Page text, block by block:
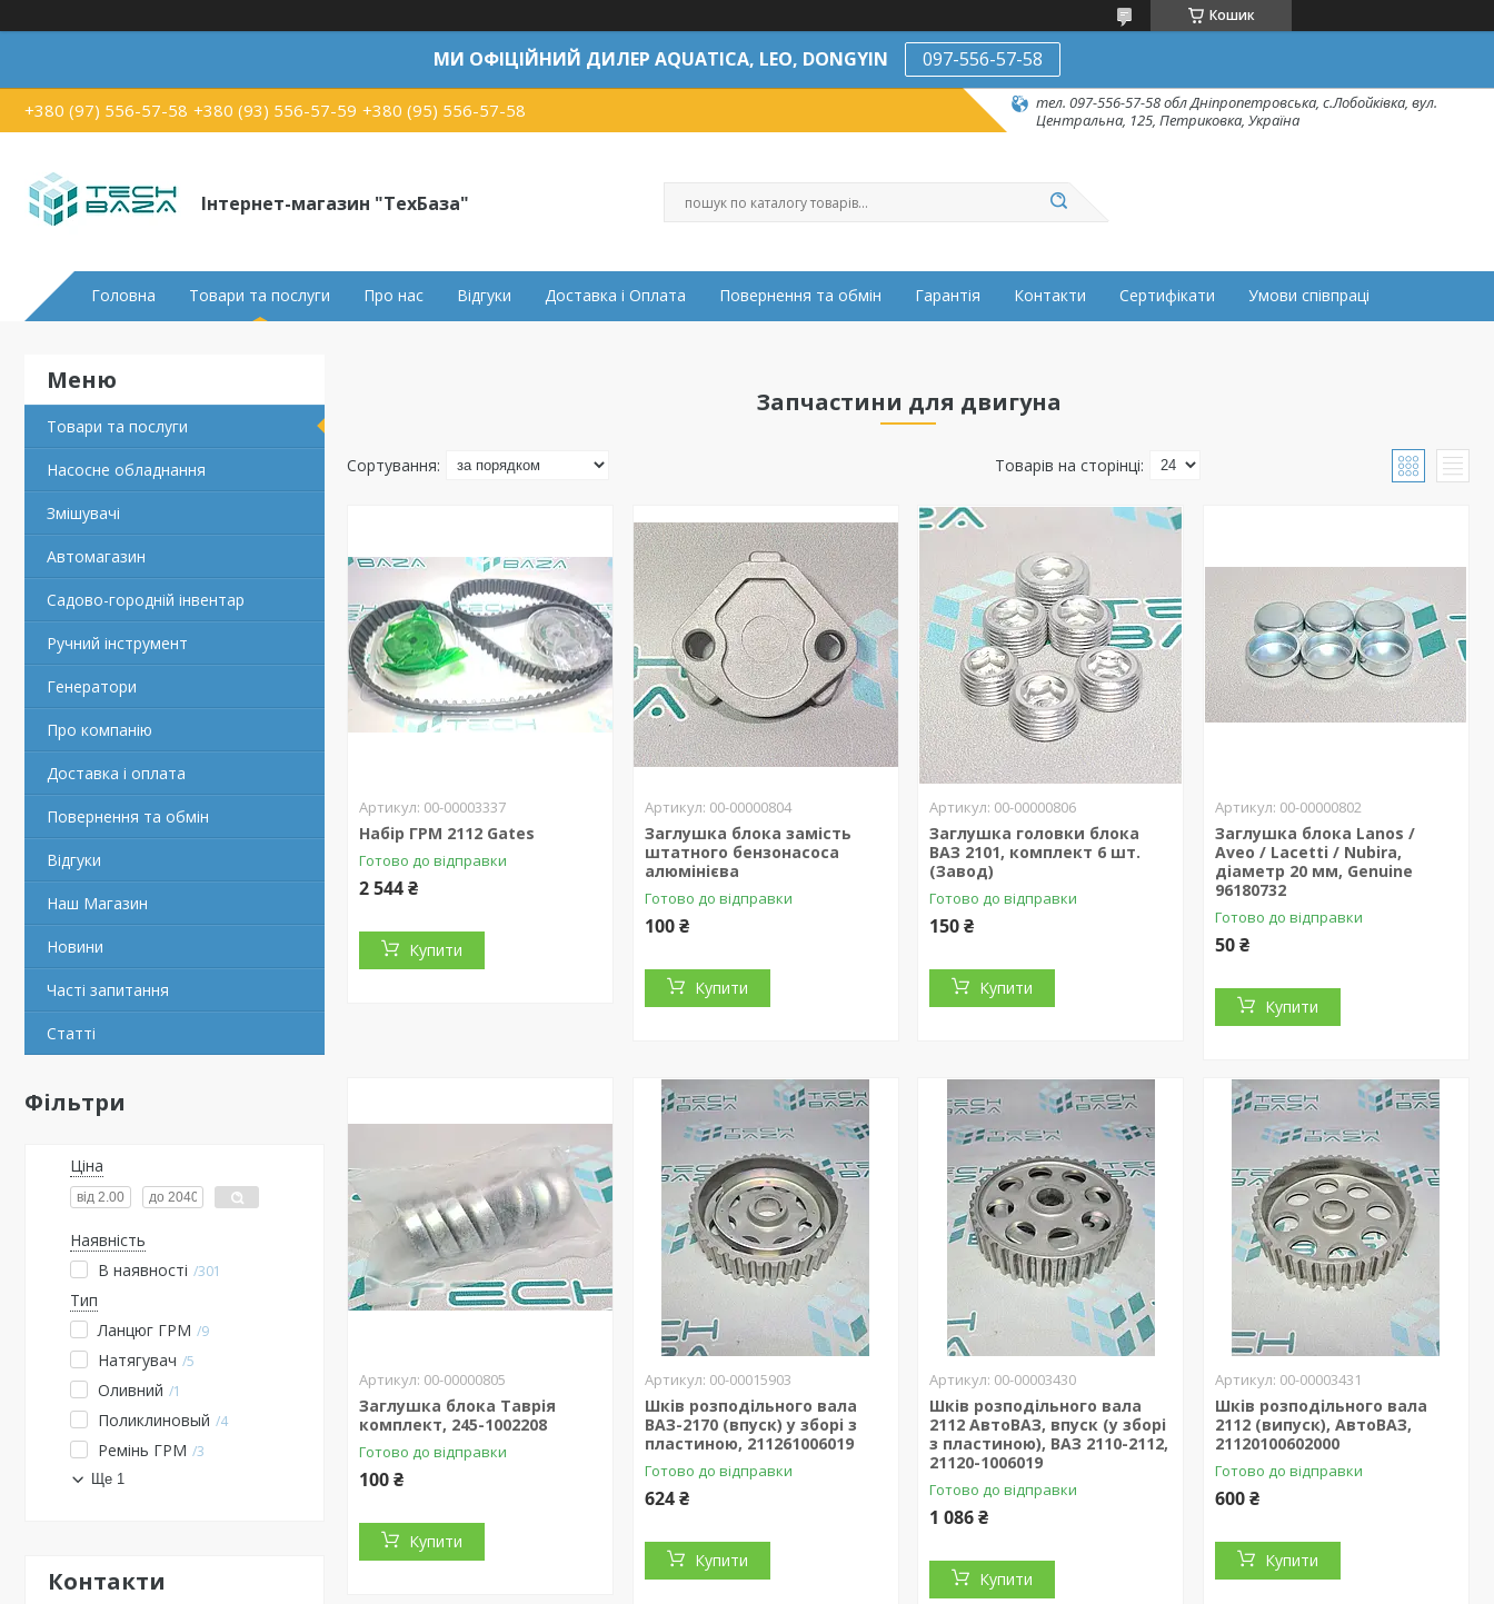
Кошик
МИ ОФІЦІЙНИЙ ДИЛЕР AQUATICA, LEO, DONGYIN 097-556-57-58
+380 (97) 556-57-58 +380 (93) 556-57-59 +380 (95) 556-57-58
тел. 097-556-57-58 обл Дніпропетровська, с.Лобойківка, вул.
Центральна, 125, Петриковка, Україна
Інтернет-магазин "ТехБаза"
Головна Товари та послуги Про нас Відгуки Доставка і Оплата Повернення та обмін Гарантія Контакти Сертифікати Умови співпраці
Товари та послуги
Насосне обладнання
Змішувачі
Автомагазин
Садово-городній інвентар
Ручний інструмент
Генератори
Про компанію
Доставка і оплата
Повернення та обмін
Відгуки
Наш Магазин
Новини
Часті запитання
Статті
Фільтри
Ціна
Наявність
В наявності 301
Тип
Ланцюг ГРМ
9
Натягувач 5
Оливний 1
Поликлиновый 4
Ремінь ГРМ 3
Ще 1
Контакти
Запчастини для двигуна
00-00003337
Набір ГРМ 2112 Gates
Готово до відправки
2 544 ₴
Купити
00-00000804
Заглушка блока замість
штатного бензонасоса
алюмінієва
Готово до відправки
100 ₴
Купити
00-00000806
Заглушка головки блока
ВАЗ 2101, комплект 6 шт.
(Завод)
Готово до відправки
150 ₴
Купити
00-00000802
Заглушка блока Lanos /
Aveo / Lacetti / Nubira,
діаметр 20 мм, Genuine
96180732
Готово до відправки
50 ₴
Купити
00-00000805
Заглушка блока Таврія
комплект, 245-1002208
Готово до відправки
100 ₴
Купити
00-00015903
Шків розподільного вала
ВАЗ-2170 (впуск) у зборі з
пластиною, 211261006019
Готово до відправки
624 ₴
Купити
00-00003430
Шків розподільного вала
2112 АвтоВАЗ, впуск (у зборі
з пластиною), ВАЗ 2110-2112,
21120-1006019
Готово до відправки
1 086 ₴
Купити
00-00003431
Шків розподільного вала
2112 (випуск), АвтоВАЗ,
21120100602000
Готово до відправки
600 ₴
Купити